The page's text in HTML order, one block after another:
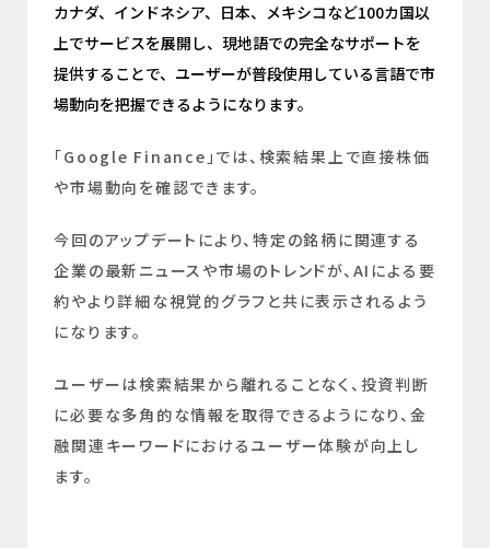
カナダ、インドネシア、日本、メキシコなど100カ国以
上でサービスを展開し、現地語での完全なサポートを
提供することで、ユーザーが普段使用している言語で市
場動向を把握できるようになります。
「Google Finance」では、検索結果上で直接株価
や市場動向を確認できます。
今回のアップデートにより、特定の銘柄に関連する
企業の最新ニュースや市場のトレンドが、AIによる要
約やより詳細な視覚的グラフと共に表示されるよう
になります。
ユーザーは検索結果から離れることなく、投資判断
に必要な多角的な情報を取得できるようになり、金
融関連キーワードにおけるユーザー体験が向上し
ます。